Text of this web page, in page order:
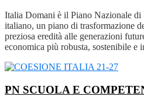
Italia Domani è il Piano Nazionale
italiano, un piano di trasformazione
preziosa eredità alle generazioni
economica più robusta, sostenibile e
PN SCUOLA E